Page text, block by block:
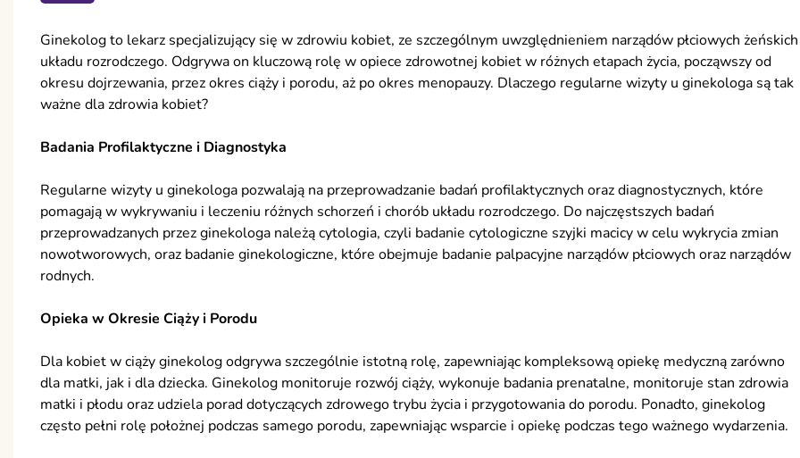
Ginekolog to lekarz specjalizujący się w zdrowiu kobiet, ze szczególnym uwzględnieniem narządów płciowych
układu rozrodczego. Odgrywa on kluczową rolę w opiece zdrowotnej kobiet w różnych etapach życia, począwszy od
okresu dojrzewania, przez okres ciąży i porodu, aż po okres menopauzy. Dlaczego regularne wizyty u ginekologa są tak
ważne dla zdrowia kobiet?
Badania Profilaktyczne i Diagnostyka
Regularne wizyty u ginekologa pozwalają na przeprowadzanie badań profilaktycznych oraz diagnostycznych, które
pomagają w wykrywaniu i leczeniu różnych schorzeń i chorób układu rozrodczego. Do najczęstszych badań
przeprowadzanych przez ginekologa należą cytologia, czyli badanie cytologiczne szyjki macicy w celu wykrycia zmian
nowotworowych, oraz badanie ginekologiczne, które obejmuje badanie palpacyjne narządów płciowych oraz narządów
rodnych.
Opieka w Okresie Ciąży i Porodu
Dla kobiet w ciąży ginekolog odgrywa szczególnie istotną rolę, zapewniając kompleksową opiekę medyczną zarówno
dla matki, jak i dla dziecka. Ginekolog monitoruje rozwój ciąży, wykonuje badania prenatalne, monitoruje stan zdrowia
matki i płodu oraz udziela porad dotyczących zdrowego trybu życia i przygotowania do porodu. Ponadto, ginekolog
często pełni rolę położnej podczas samego porodu, zapewniając wsparcie i opiekę podczas tego ważnego wydarzenia.